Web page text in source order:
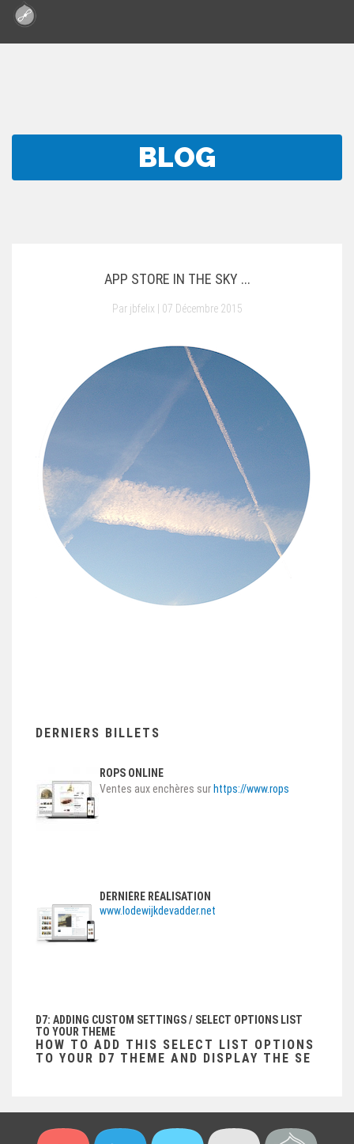
Aller
BLOG
APP STORE IN THE SKY ...
Par jbfelix | 07 Décembre 2015
DERNIERS BILLETS
ROPS ONLINE
Ventes aux enchères sur https://www.rops
DERNIÈRE RÉALISATION
www.lodewijkdevadder.net
D7: ADDING CUSTOM SETTINGS / SELECT OPTIONS LIST
TO YOUR THEME
HOW TO ADD THIS SELECT LIST OPTIONS
TO YOUR D7 THEME AND DISPLAY THE SE